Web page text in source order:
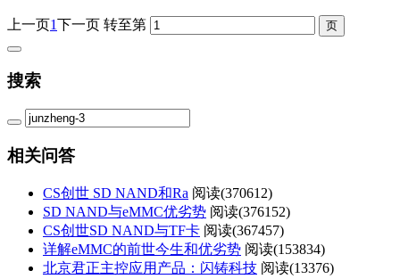
上一页1下一页 转至第
搜索
相关问答
CS创世 SD NAND和Ra 阅读(370612)
SD NAND与eMMC优劣势 阅读(376152)
CS创世SD NAND与TF卡 阅读(367457)
详解eMMC的前世今生和优劣势 阅读(153834)
北京君正主控应用产品：闪铸科技 阅读(13376)